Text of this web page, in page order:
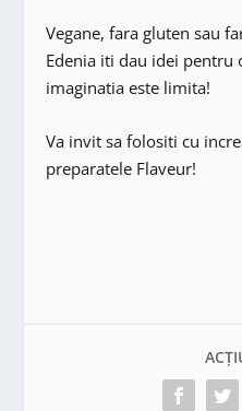
Vegane, fara gluten sau
Edenia iti dau idei pentru
imaginatia este limita!
Va invit sa folositi cu
preparatele Flaveur!